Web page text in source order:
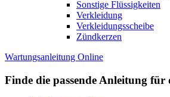
Sonstige Flüssigkeiten
Verkleidung
Verkleidungsscheibe
Zündkerzen
Wartungsanleitung Online
Finde die passende Anleitung für